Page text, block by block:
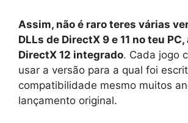
Assim, não é raro teres várias
DLLs de DirectX 9 e 11 no teu
DirectX 12 integrado. Cada jogo
usar a versão para a qual foi
compatibilidade mesmo muitos
lançamento original.